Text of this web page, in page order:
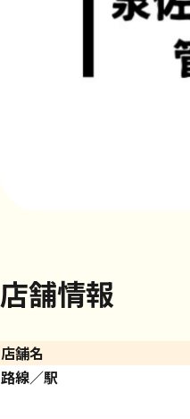
店舗情報
店舗名
路線／駅